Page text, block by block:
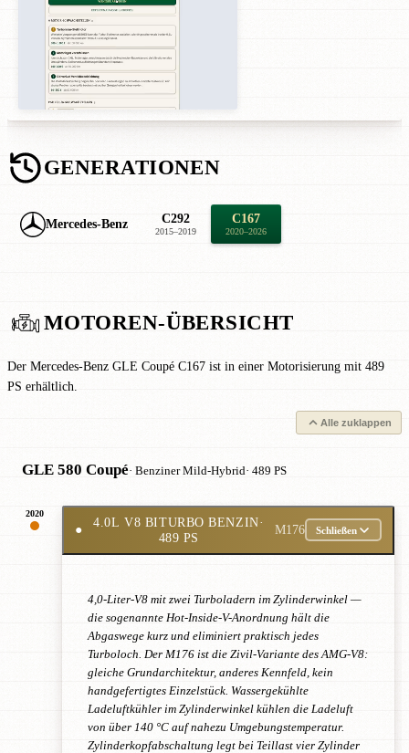
GENERATIONEN
Mercedes-Benz C292
2015–2019
C167
2020–2026
MOTOREN-ÜBERSICHT
Der Mercedes-Benz GLE Coupé C167 ist in einer Motorisierung mit 489
PS erhältlich.
Alle zuklappen
GLE 580 Coupé· Benziner Mild-Hybrid· 489 PS
2020
●
4.0L V8 BITURBO BENZIN·
489 PS
M176 Schließen
4,0-Liter-V8 mit zwei Turboladern im Zylinderwinkel —
die sogenannte Hot-Inside-V-Anordnung hält die
Abgaswege kurz und eliminiert praktisch jedes
Turboloch. Der M176 ist die Zivil-Variante des AMG-V8:
gleiche Grundarchitektur, anderes Kennfeld, kein
handgefertigtes Einzelstück. Wassergekühlte
Ladeluftkühler im Zylinderwinkel kühlen die Ladeluft
von über 140 °C auf nahezu Umgebungstemperatur.
Zylinderkopfabschaltung legt bei Teillast vier Zylinder